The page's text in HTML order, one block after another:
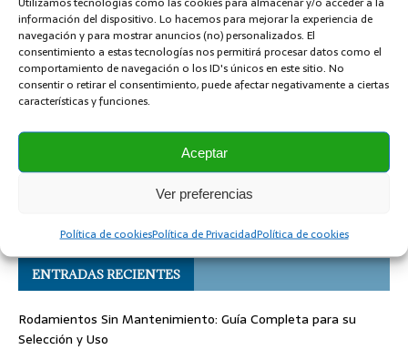
información del dispositivo. Lo hacemos para mejorar la experiencia de
navegación y para mostrar anuncios (no) personalizados. El
consentimiento a estas tecnologías nos permitirá procesar datos como el
comportamiento de navegación o los ID's únicos en este sitio. No
consentir o retirar el consentimiento, puede afectar negativamente a ciertas
características y funciones.
Aceptar
Ver preferencias
Política de cookiesPolítica de PrivacidadPolítica de cookies
Nombre*
Correo electrónico*
Sitio web
ENTRADAS RECIENTES
Rodamientos Sin Mantenimiento: Guía Completa para su
Selección y Uso